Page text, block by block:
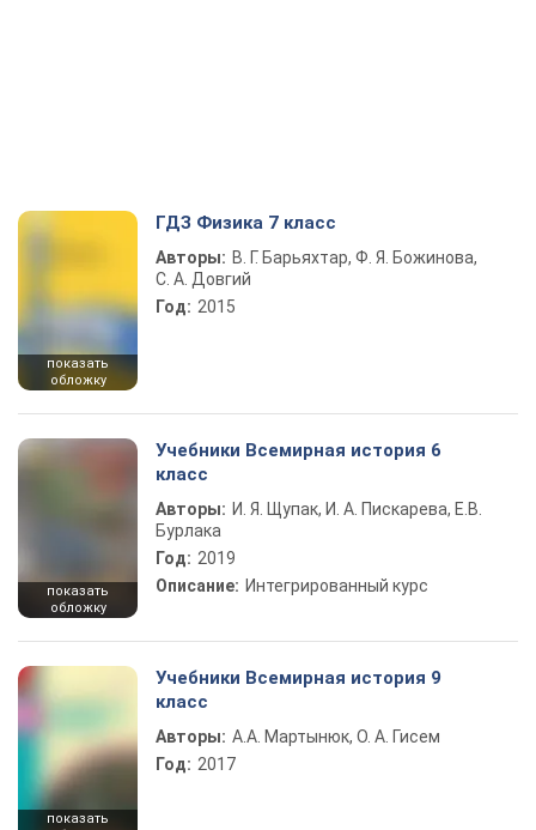
показать
обложку
ГДЗ Физика 7 класс
Авторы: В. Г. Барьяхтар, Ф. Я. Божинова,
С. А. Довгий
Год: 2015
показать
обложку
Учебники Всемирная история 6
класс
Авторы: И. Я. Щупак, И. А. Пискарева, Е.В.
Бурлака
Год: 2019
Описание: Интегрированный курс
показать
Учебники Всемирная история 9
класс
Авторы: А.А. Мартынюк, О. А. Гисем
Год: 2017